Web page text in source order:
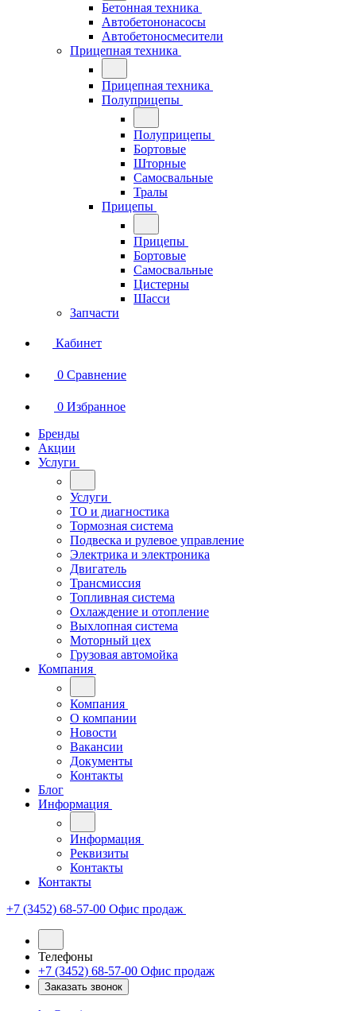
Бетонная техника
Автобетононасосы
Автобетоносмесители
Прицепная техника
Прицепная техника
Полуприцепы
Полуприцепы
Бортовые
Шторные
Самосвальные
Тралы
Прицепы
Прицепы
Бортовые
Самосвальные
Цистерны
Шасси
Запчасти
Кабинет
0 Сравнение
0 Избранное
Бренды
Акции
Услуги
Услуги
ТО и диагностика
Тормозная система
Подвеска и рулевое управление
Электрика и электроника
Двигатель
Трансмиссия
Топливная система
Охлаждение и отопление
Выхлопная система
Моторный цех
Грузовая автомойка
Компания
Компания
О компании
Новости
Вакансии
Документы
Контакты
Блог
Информация
Информация
Реквизиты
Контакты
Контакты
+7 (3452) 68-57-00 Офис продаж
Телефоны
+7 (3452) 68-57-00 Офис продаж
Заказать звонок